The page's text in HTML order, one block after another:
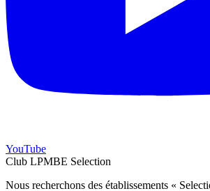
YouTube
Club LPMBE Selection
Nous recherchons des établissements «